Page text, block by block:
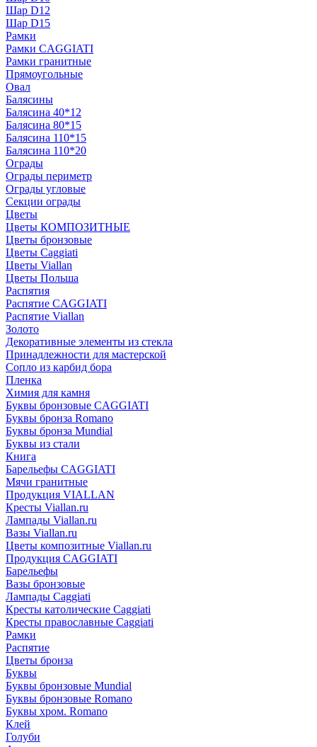
Шар D12
Шар D15
Рамки
Рамки CAGGIATI
Рамки гранитные
Прямоугольные
Овал
Балясины
Балясина 40*12
Балясина 80*15
Балясина 110*15
Балясина 110*20
Ограды
Ограды периметр
Ограды угловые
Секции ограды
Цветы
Цветы КОМПОЗИТНЫЕ
Цветы бронзовые
Цветы Caggiati
Цветы Viallan
Цветы Польша
Распятия
Распятие CAGGIATI
Распятие Viallan
Золото
Декоративные элементы из стекла
Принадлежности для мастерской
Сопло из карбид бора
Пленка
Химия для камня
Буквы бронзовые CAGGIATI
Буквы бронза Romano
Буквы бронза Mundial
Буквы из стали
Книга
Барельефы CAGGIATI
Мячи гранитные
Продукция VIALLAN
Кресты Viallan.ru
Лампады Viallan.ru
Вазы Viallan.ru
Цветы композитные Viallan.ru
Продукция CAGGIATI
Барельефы
Вазы бронзовые
Лампады Caggiati
Кресты католические Caggiati
Кресты православные Caggiati
Рамки
Распятие
Цветы бронза
Буквы
Буквы бронзовые Mundial
Буквы бронзовые Romano
Буквы хром. Romano
Клей
Голуби